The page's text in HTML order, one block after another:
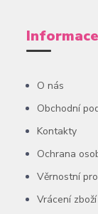
O nás
Obchodní
Kontakty
Ochrana
Věrnostní
Vrácení zboží